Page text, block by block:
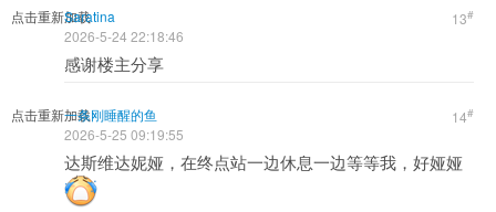
点击重新加载 13#
Saratina
2026-5-24 22:18:46
感谢楼主分享
点击重新加载 14#
一条刚睡醒的鱼
2026-5-25 09:19:55
达斯维达妮娅，在终点站一边休息一边等等我，好娅娅